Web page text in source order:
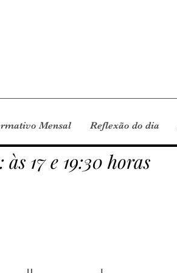
Mensal Reflexão do dia
17 e 19:30 horas